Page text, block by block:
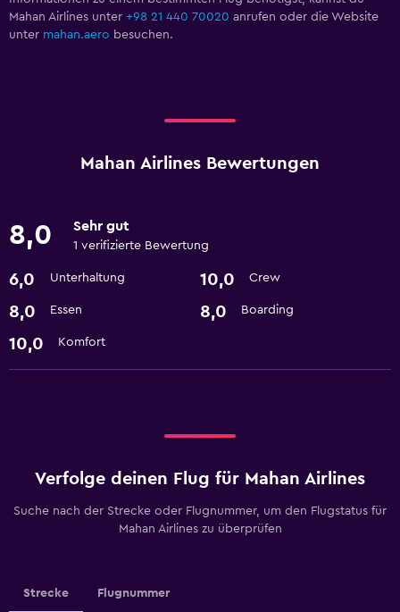
Mahan Airlines unter +98 21 440 70020 anrufen oder die Website
unter mahan.aero besuchen.
Mahan Airlines Bewertungen
8,0 Sehr gut
1 verifizierte Bewertung
6,0 Unterhaltung 10,0 Crew
8,0 Essen 8,0 Boarding
10,0 Komfort
Verfolge deinen Flug für Mahan Airlines
Suche nach der Strecke oder Flugnummer, um den Flugstatus für
Mahan Airlines zu überprüfen
Strecke Flugnummer